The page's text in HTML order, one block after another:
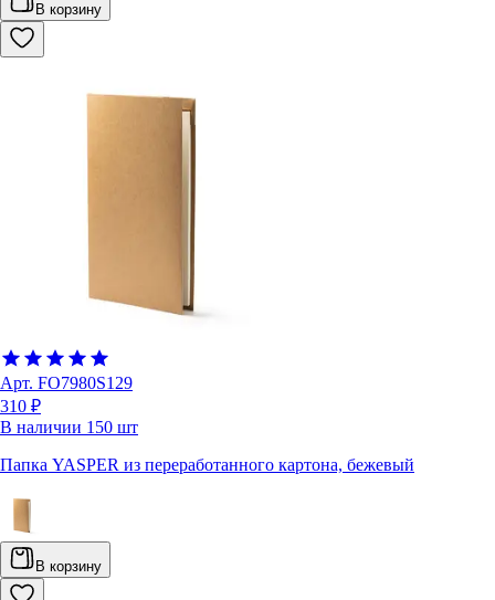
В корзину
Арт. FO7980S129
310 ₽
В наличии 150 шт
Папка YASPER из переработанного картона, бежевый
В корзину